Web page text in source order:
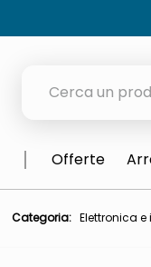
orologio parete
Offerte
Categoria: Elettronica